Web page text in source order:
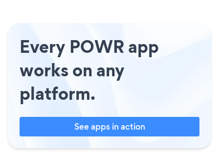
Every POWR app
works on any
platform.
See apps in action